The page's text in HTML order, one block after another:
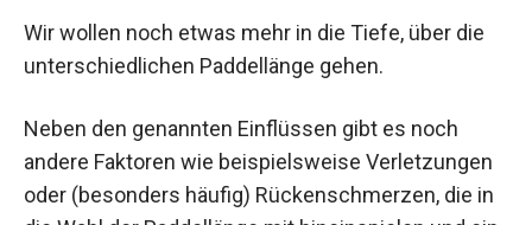
Wir wollen noch etwas mehr in die Tiefe, über die
unterschiedlichen Paddellänge gehen.
Neben den genannten Einflüssen gibt es noch
andere Faktoren wie beispielsweise Verletzungen
oder (besonders häufig) Rückenschmerzen, die in